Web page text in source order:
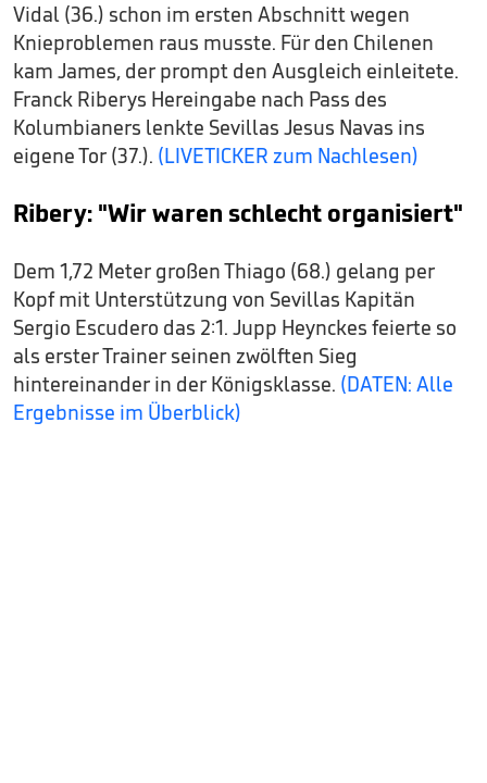
Vidal (36.) schon im ersten Abschnitt wegen
Knieproblemen raus musste. Für den Chilenen
kam James, der prompt den Ausgleich einleitete.
Franck Riberys Hereingabe nach Pass des
Kolumbianers lenkte Sevillas Jesus Navas ins
eigene Tor (37.). (LIVETICKER zum Nachlesen)
Ribery: "Wir waren schlecht organisiert"
Dem 1,72 Meter großen Thiago (68.) gelang per
Kopf mit Unterstützung von Sevillas Kapitän
Sergio Escudero das 2:1. Jupp Heynckes feierte so
als erster Trainer seinen zwölften Sieg
hintereinander in der Königsklasse. (DATEN: Alle
Ergebnisse im Überblick)